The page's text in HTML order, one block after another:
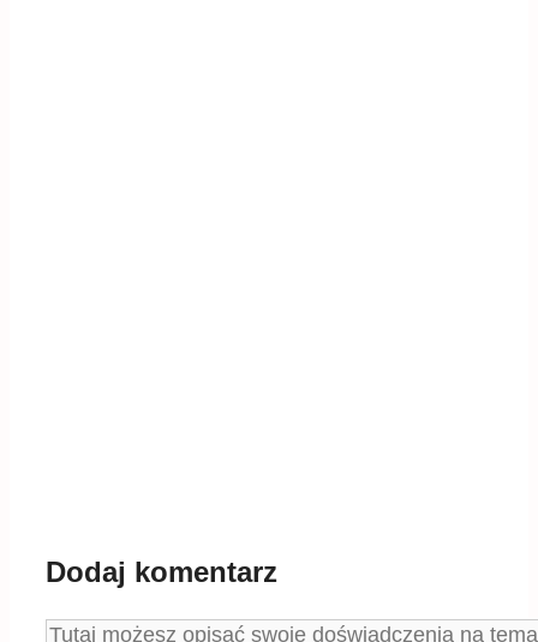
Dodaj komentarz
Komentarz